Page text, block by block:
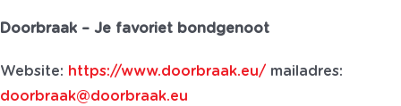
Doorbraak – Je favoriet bondgenoot
Website: https://www.doorbraak.eu/mailadres:
doorbraak@doorbraak.eu